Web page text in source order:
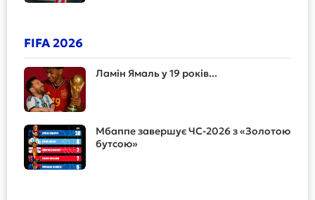
FIFA 2026
Ламін Ямаль у 19 років...
Мбаппе завершує ЧС-2026 з «Золотою
бутсою»